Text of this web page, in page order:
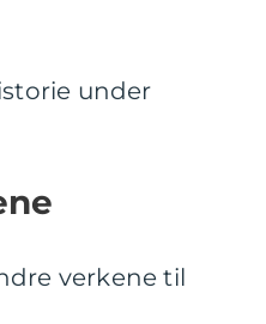
under
verkene til